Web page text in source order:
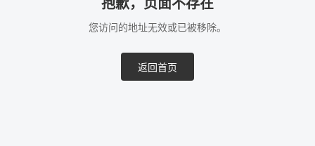
抱歉，页面不存在
您访问的地址无效或已被移除。
返回首页